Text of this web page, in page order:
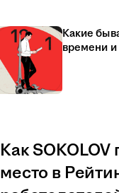
Какие
времени и
Как
место в